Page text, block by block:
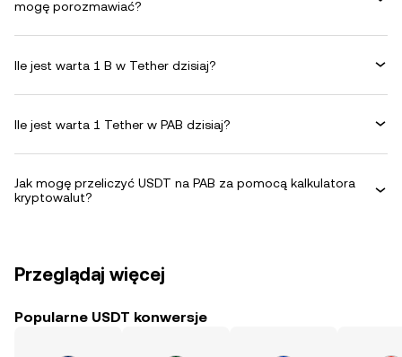
mogę porozmawiać?
Ile jest warta 1 B w Tether dzisiaj?
Ile jest warta 1 Tether w PAB dzisiaj?
Jak mogę przeliczyć USDT na PAB za pomocą kalkulatora
kryptowalut?
Przeglądaj więcej
Popularne USDT konwersje